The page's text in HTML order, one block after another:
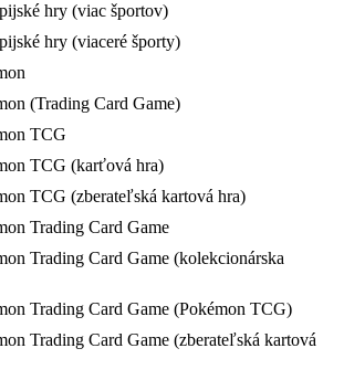
hry (viac športov)
hry (viaceré športy)
(Trading Card Game)
TCG
TCG (karťová hra)
TCG (zberateľská kartová hra)
Trading Card Game
Trading Card Game (kolekcionárska
Trading Card Game (Pokémon TCG)
Trading Card Game (zberateľská kartová